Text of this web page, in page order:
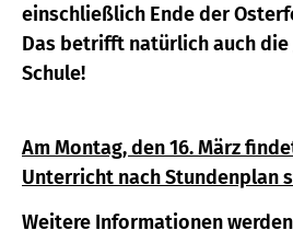
einschließlich Ende der
Das betrifft natürlich auch die
Schule!
Am Montag, den 16. März
Unterricht nach Stundenplan
Weitere Informationen